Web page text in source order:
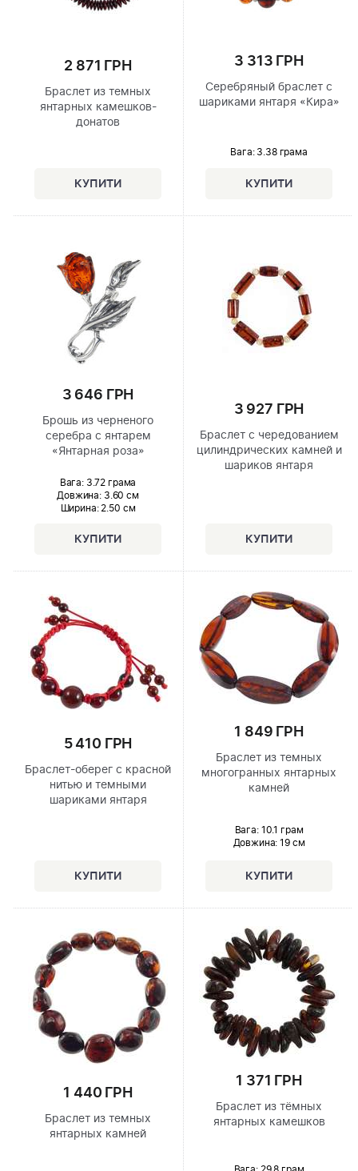
2 871 ГРН
Браслет из темных
янтарных камешков-
донатов
3 313 ГРН
Серебряный браслет с
шариками янтаря «Кира»
Вага: 3.38 грама
3 646 ГРН
Брошь из черненого
серебра с янтарем
«Янтарная роза»
Вага: 3.72 грама
Довжина: 3.60 см
Ширина: 2.50 см
3 927 ГРН
Браслет с чередованием
цилиндрических камней и
шариков янтаря
5 410 ГРН
Браслет-оберег с красной
нитью и темными
шариками янтаря
1 849 ГРН
Браслет из темных
многогранных янтарных
камней
Вага: 10.1 грам
Довжина: 19 см
1 440 ГРН
Браслет из темных
янтарных камней
1 371 ГРН
Браслет из тёмных
янтарных камешков